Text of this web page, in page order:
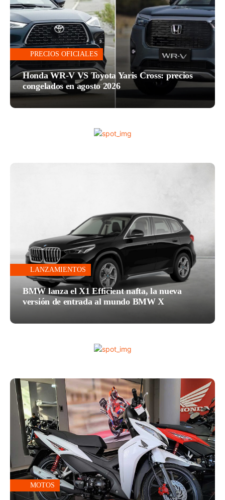
PRECIOS OFICIALES
Honda WR-V VS Toyota Yaris Cross: precios
congelados en agosto 2026
LANZAMIENTOS
BMW lanza el X1 Efficient nafta, la nueva
versión de entrada al mundo BMW X
MOTOS